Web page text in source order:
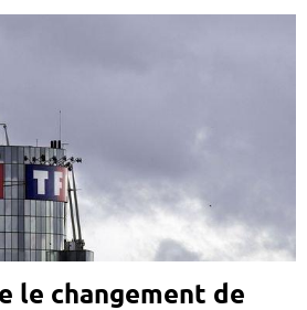
le changement de